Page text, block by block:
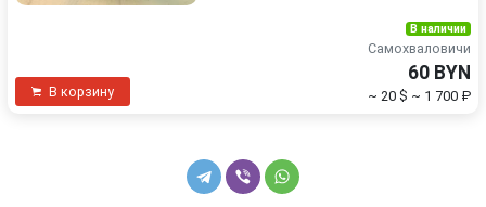
В корзину
В наличии
Самохваловичи
60 BYN
~ 20 $ ~ 1 700 ₽